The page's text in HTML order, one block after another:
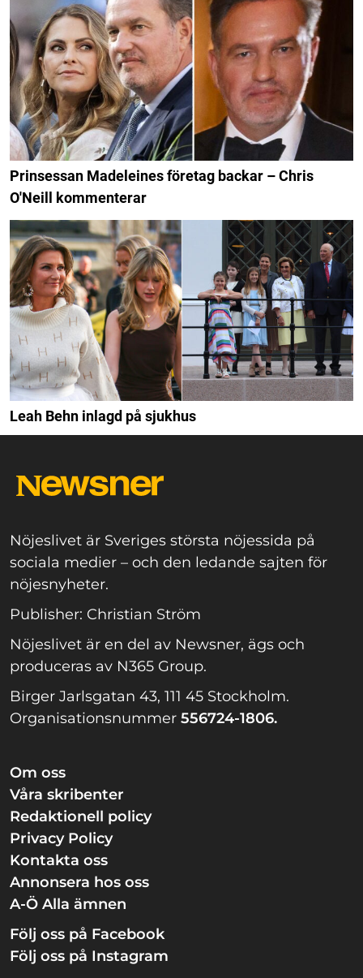
Prinsessan Madeleines företag backar – Chris
O'Neill kommenterar
Leah Behn inlagd på sjukhus
Nöjeslivet är Sveriges största nöjessida på
sociala medier – och den ledande sajten för
nöjesnyheter.
Publisher: Christian Ström
Nöjeslivet är en del av Newsner, ägs och
produceras av N365 Group.
Birger Jarlsgatan 43, 111 45 Stockholm.
Organisationsnummer 556724-1806.
Om oss
Våra skribenter
Redaktionell policy
Privacy Policy
Kontakta oss
Annonsera hos oss
A-Ö Alla ämnen
Följ oss på Facebook
Följ oss på Instagram